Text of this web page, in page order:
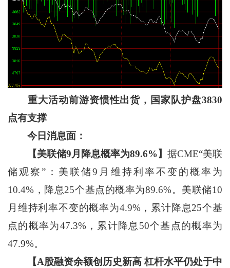
重大活动前游资惯性出货，国家队护盘3830
点有支撑
今日消息面：
【美联储9月降息概率为89.6%】据CME“美联
储观察”：美联储9月维持利率不变的概率为
10.4%，降息25个基点的概率为89.6%。美联储10
月维持利率不变的概率为4.9%，累计降息25个基
点的概率为47.3%，累计降息50个基点的概率为
47.9%。
【A股融资余额创历史新高 杠杆水平仍处于中